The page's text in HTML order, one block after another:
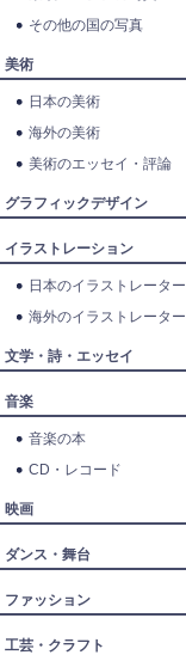
その他の国の写真
美術
日本の美術
海外の美術
美術のエッセイ・評論
グラフィックデザイン
イラストレーション
日本のイラストレーター
海外のイラストレーター
文学・詩・エッセイ
音楽
音楽の本
CD・レコード
映画
ダンス・舞台
ファッション
工芸・クラフト